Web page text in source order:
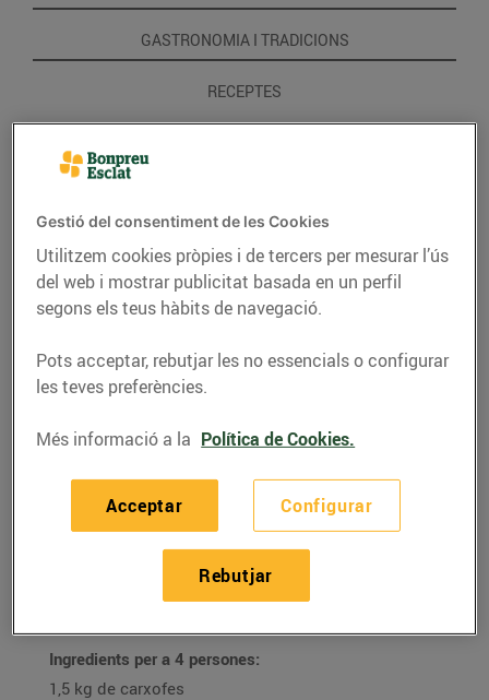
GASTRONOMIA I TRADICIONS
RECEPTES
Carxofes amb cloïsses
30/de desembre/2020
Recepta de carxofes amb cloïsses de la Mª
Auxiliadora Guijarro
Ingredients per a 4 persones:
1,5 kg de carxofes
Gestió del consentiment de les Cookies
Utilitzem cookies pròpies i de tercers per mesurar l’ús
del web i mostrar publicitat basada en un perfil
segons els teus hàbits de navegació.
Pots acceptar, rebutjar les no essencials o configurar
les teves preferències.
Més informació a la Política de Cookies.
Configurar
Rebutjar
Acceptar